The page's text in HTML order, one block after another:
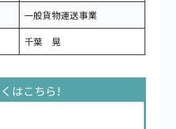
一般貨物運送事業
千葉 晃